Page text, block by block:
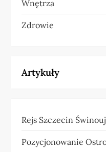
Wnętrza
Zdrowie
Artykuły
Rejs Szczecin
Pozycjonowanie